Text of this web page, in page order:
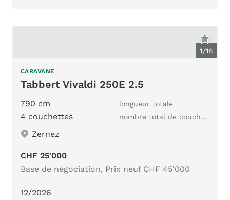
1/18
CARAVANE
Tabbert Vivaldi 250E 2.5
790 cm longueur totale
4 couchettes nombre total de couchages
Zernez
CHF 25'000
Base de négociation, Prix neuf CHF 45'000
12/2026